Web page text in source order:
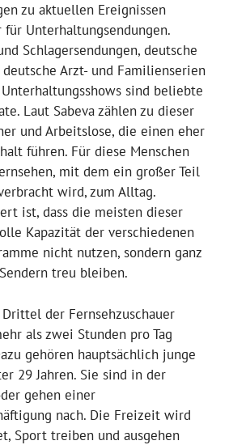
zu aktuellen Ereignissen
für Unterhaltungsendungen.
Schlagersendungen, deutsche
Arzt- und Familienserien
sind beliebte
Laut Sabeva zählen zu dieser
und Arbeitslose, die einen eher
führen. Für diese Menschen
mit dem ein großer Teil
wird, zum Alltag.
ist, dass die meisten dieser
Kapazität der verschiedenen
nicht nutzen, sondern ganz
treu bleiben.
der Fernsehzuschauer
als zwei Stunden pro Tag
gehören hauptsächlich junge
29 Jahren. Sie sind in der
gehen einer
nach. Die Freizeit wird
Sport treiben und ausgehen